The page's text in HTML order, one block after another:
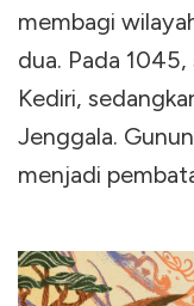
membagi
dua. Pada
Kediri,
Jenggala.
menjadi